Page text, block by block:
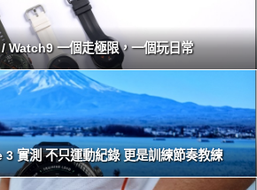
一個走極限，一個玩日常
實測 不只運動紀錄 更是訓練節奏教練